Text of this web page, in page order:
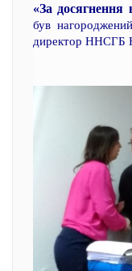
«За досягнення
був нагороджений
директор